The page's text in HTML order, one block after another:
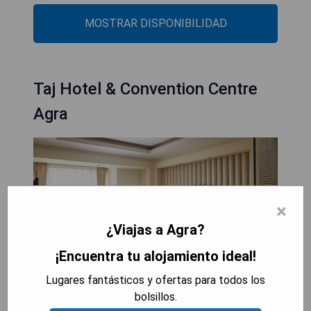
MOSTRAR DISPONIBILIDAD
Taj Hotel & Convention Centre
Agra
El Taj Hotel & Convention Centre Agra es un
lujoso hotel situado en 4.5 acres de terreno a solo
×
¿Viajas a Agra?
¡Encuentra tu alojamiento ideal!
Lugares fantásticos y ofertas para todos los
bolsillos.